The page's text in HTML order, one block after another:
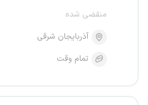
منقضی شده
آذربایجان شرقی
تمام وقت